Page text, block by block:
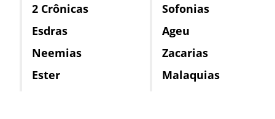
2 Crônicas
Esdras
Neemias
Ester
Sofonias
Ageu
Zacarias
Malaquias